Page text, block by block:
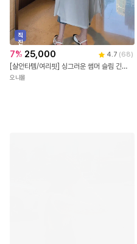
직
진
배
송
7% 25,000 4.7 (68)
[살안타템/여리핏] 싱그러운 썸머 슬림 긴팔 로브 롱 가디건 루즈핏 살안타템 여름 휴양지룩 바캉스룩 비치웨어 커버업
오니몰